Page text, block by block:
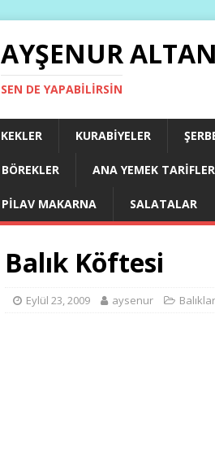
AYŞENUR
SEN DE YAPABILIRSIN
KEKLER KURABIYELER
BÖREKLER ANA YEMEK
PILAV MAKARNA SALATALAR
Balık Köftesi
Eylül 23, 2009 aysenur Balıklar